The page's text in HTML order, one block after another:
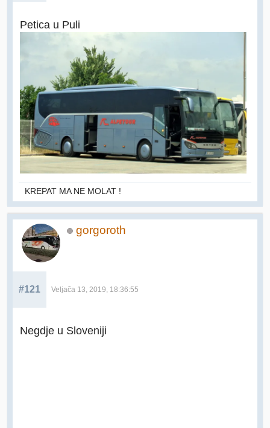
Petica u Puli
KREPAT MA NE MOLAT !
gorgoroth
#121 Veljača 13, 2019, 18:36:55
Negdje u Sloveniji